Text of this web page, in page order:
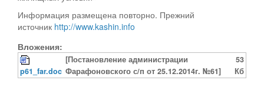
Информация размещена повторно. Прежний
источник http://www.kashin.info
Вложения:
p61_far.doc
[Постановление администрации
Фарафоновского с/п от 25.12.2014г. №61]
53
Кб